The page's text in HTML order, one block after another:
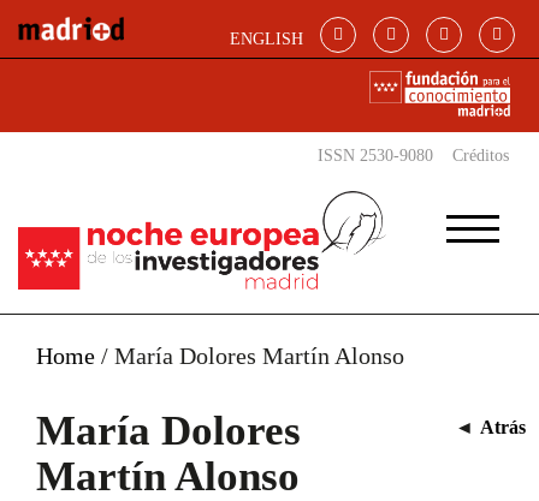
ENGLISH
ISSN 2530-9080 Créditos
Home / María Dolores Martín Alonso
María Dolores
Martín Alonso
◄ Atrás